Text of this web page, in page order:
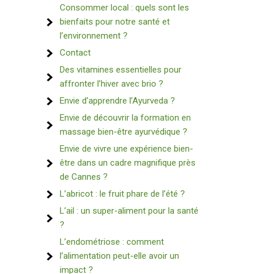
Consommer local : quels sont les
bienfaits pour notre santé et
l’environnement ?
Contact
Des vitamines essentielles pour
affronter l’hiver avec brio ?
Envie d’apprendre l’Ayurveda ?
Envie de découvrir la formation en
massage bien-être ayurvédique ?
Envie de vivre une expérience bien-
être dans un cadre magnifique près
de Cannes ?
L’abricot : le fruit phare de l’été ?
L’ail : un super-aliment pour la santé
?
L’endométriose : comment
l’alimentation peut-elle avoir un
impact ?